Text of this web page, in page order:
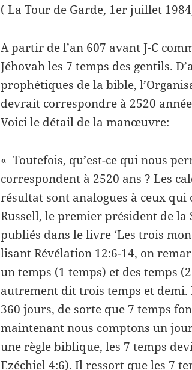
( La Tour de Garde, 1er juillet
A partir de l’an 607 avant J-C
Jéhovah les 7 temps des gentils.
prophétiques de la bible,
devrait correspondre à 2520
Voici le détail de la manœuvre:
« Toutefois, qu’est-ce qui nous
correspondent à 2520 ans ? Les
résultat sont analogues à ceux
Russell, le premier président de
publiés dans le livre ‘Les trois
lisant Révélation 12:6-14, on
un temps (1 temps) et des temps
autrement dit trois temps et demi.
360 jours, de sorte que 7 temps
maintenant nous comptons un
une règle biblique, les 7 temps
Ezéchiel 4:6). Il ressort que les 7